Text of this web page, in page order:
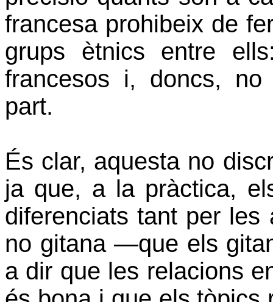
francesa prohibeix de
grups ètnics entre
francesos i, doncs,
part.
És clar, aquesta no
ja que, a la pràctica,
diferenciats tant per les
no gitana ―que els
a dir que les relacions